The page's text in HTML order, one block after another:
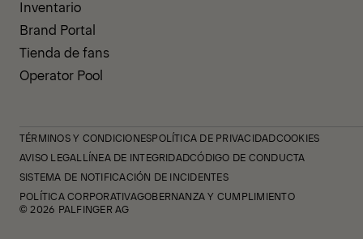
Inventario
Brand Portal
Tienda de fans
Operator Pool
TÉRMINOS Y CONDICIONESPOLÍTICA DE PRIVACIDADCOOKIES
AVISO LEGAL LÍNEA DE INTEGRIDADCÓDIGO DE CONDUCTA
SISTEMA DE NOTIFICACIÓN DE INCIDENTES
POLÍTICA CORPORATIVAGOBERNANZA Y CUMPLIMIENTO
© 2026 PALFINGER AG